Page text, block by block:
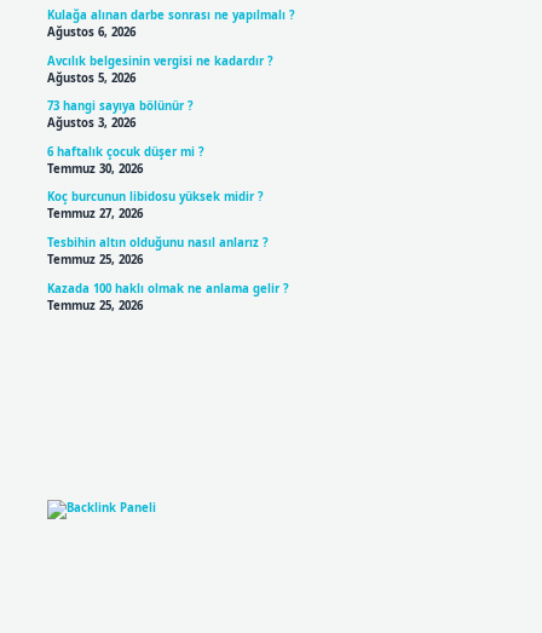
Kulağa alınan darbe sonrası ne yapılmalı ?
Ağustos 6, 2026
Avcılık belgesinin vergisi ne kadardır ?
Ağustos 5, 2026
73 hangi sayıya bölünür ?
Ağustos 3, 2026
6 haftalık çocuk düşer mi ?
Temmuz 30, 2026
Koç burcunun libidosu yüksek midir ?
Temmuz 27, 2026
Tesbihin altın olduğunu nasıl anlarız ?
Temmuz 25, 2026
Kazada 100 haklı olmak ne anlama gelir ?
Temmuz 25, 2026